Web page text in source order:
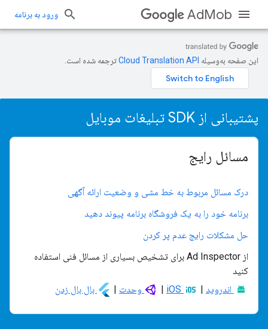
AdMob ورود به برنامه
این صفحه به‌وسیله ترجمه شده است.
پشتیبانی از SDK تبلیغات موبایل
مسائل رایج
درک مسائل مربوط به خط مشی و وضعیت ارائه آگهی
برنامه خود را به یک فروشگاه برنامه پیوند دهید
حل مشکلات رایج عدم پر کردن
از Ad Inspector برای تشخیص بسیاری از مسائل فنی استفاده
کنید
اندروید |
| وحدت | بال بال زدن